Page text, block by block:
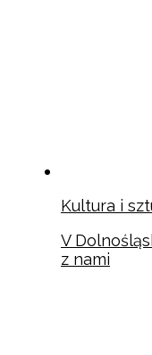
Kultura i
V
z nami